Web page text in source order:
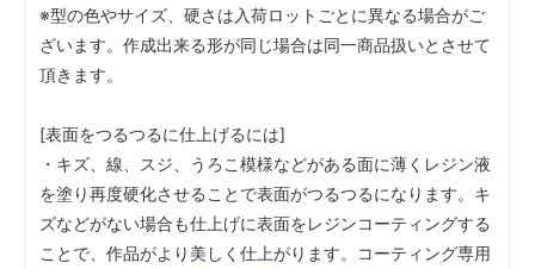
※型の色やサイズ、硬さは入荷ロットごとに異なる場合がご
ざいます。作成出来る形が同じ場合は同一商品扱いとさせて
頂きます。
[表面をつるつるに仕上げるには]
・キズ、線、スジ、うろこ模様などがある面に薄くレジン液
を塗り再度硬化させることで表面がつるつるになります。キ
ズなどがない場合も仕上げに表面をレジンコーティングする
ことで、作品がより美しく仕上がります。コーティング専用